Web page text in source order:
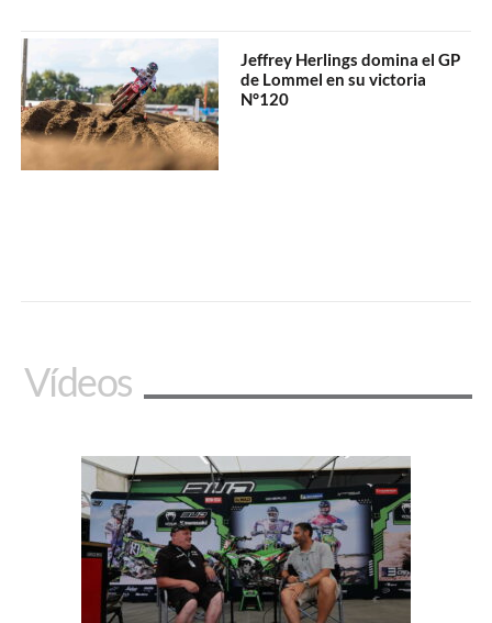
Jeffrey Herlings domina el GP
de Lommel en su victoria
N°120
Vídeos